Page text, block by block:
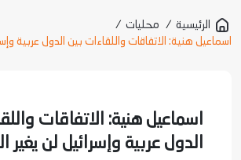
الرئيسية / محليات /
اسماعيل هنية: الاتفاقات واللقاءات بين الدول عربية
اسماعيل هنية: الاتفاقات
الدول عربية وإسرائيل لن يغير